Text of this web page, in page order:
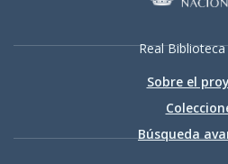
Real
Sobre el
Búsqueda